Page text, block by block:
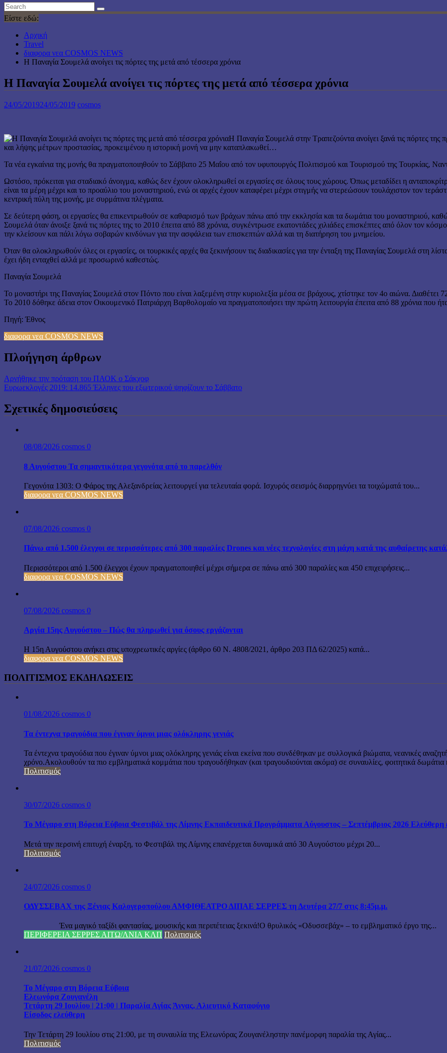
Είστε εδώ:
Αρχική
Travel
διαφορα νεα COSMOS NEWS
Η Παναγία Σουμελά ανοίγει τις πόρτες της μετά από τέσσερα χρόνια
Η Παναγία Σουμελά ανοίγει τις πόρτες της μετά από τέσσερα χρόνια
24/05/201924/05/2019 cosmos
Η Παναγία Σουμελά στην Τραπεζούντα ανοίγει ξανά τις πόρτες της
και λήψης μέτρων προστασίας, προκειμένου η ιστορική μονή να μην καταπλακωθεί…
Τα νέα εγκαίνια της μονής θα πραγματοποιηθούν το Σάββατο 25 Μαΐου από τον υφυπουργός Πολιτισμού και Τουρισμού της Τουρκίας,
Ωστόσο, πρόκειται για σταδιακό άνοιγμα, καθώς δεν έχουν ολοκληρωθεί οι εργασίες σε όλους τους χώρους. Όπως μεταδίδει η
είναι τα μέρη μέχρι και το προαύλιο του μοναστηριού, ενώ οι αρχές έχουν καταφέρει μέχρι στιγμής να στερεώσουν τουλάχιστον τον
κεντρική πύλη της μονής, με συρμάτινα πλέγματα.
Σε δεύτερη φάση, οι εργασίες θα επικεντρωθούν σε καθαρισμό των βράχων πάνω από την εκκλησία και τα δωμάτια του μοναστηριού,
Σουμελά όταν άνοιξε ξανά τις πόρτες της το 2010 έπειτα από 88 χρόνια, συγκέντρωσε εκατοντάδες χιλιάδες επισκέπτες από όλον τον
την κλείσουν και πάλι λόγω σοβαρών κινδύνων για την ασφάλεια των επισκεπτών αλλά και τη διατήρηση του μνημείου.
Όταν θα ολοκληρωθούν όλες οι εργασίες, οι τουρκικές αρχές θα ξεκινήσουν τις διαδικασίες για την ένταξη της Παναγίας Σουμελά στη
έχει ήδη ενταχθεί αλλά με προσωρινό καθεστώς.
Παναγία Σουμελά
Το μοναστήρι της Παναγίας Σουμελά στον Πόντο που είναι λαξεμένη στην κυριολεξία μέσα σε βράχους, χτίστηκε τον 4ο αιώνα. Διαθέτει
Το 2010 δόθηκε άδεια στον Οικουμενικό Πατριάρχη Βαρθολομαίο να πραγματοποιήσει την πρώτη λειτουργία έπειτα από 88 χρόνια που
Πηγή: Έθνος
διαφορα νεα COSMOS NEWS
Πλοήγηση άρθρων
Αρνήθηκε την πρόταση του ΠΑΟΚ ο Σάκχοφ
Ευρωεκλογές 2019: 14.865 Έλληνες του εξωτερικού ψηφίζουν το Σάββατο
Σχετικές δημοσιεύσεις
08/08/2026 cosmos 0
8 Αυγούστου Τα σημαντικότερα γεγονότα από το παρελθόν
Γεγονότα 1303: Ο Φάρος της Αλεξανδρείας λειτουργεί για τελευταία φορά. Ισχυρός σεισμός διαρρηγνύει τα τοιχώματά του...
διαφορα νεα COSMOS NEWS
07/08/2026 cosmos 0
Πάνω από 1.500 έλεγχοι σε περισσότερες από 300 παραλίες Drones και νέες τεχνολογίες στη μάχη κατά της αυθαίρετης
Περισσότεροι από 1.500 έλεγχοι έχουν πραγματοποιηθεί μέχρι σήμερα σε πάνω από 300 παραλίες και 450 επιχειρήσεις...
διαφορα νεα COSMOS NEWS
07/08/2026 cosmos 0
Αργία 15ης Αυγούστου – Πώς θα πληρωθεί για όσους εργάζονται
Η 15η Αυγούστου ανήκει στις υποχρεωτικές αργίες (άρθρο 60 Ν. 4808/2021, άρθρο 203 ΠΔ 62/2025) κατά...
διαφορα νεα COSMOS NEWS
ΠΟΛΙΤΙΣΜΟΣ ΕΚΔΗΛΩΣΕΙΣ
01/08/2026 cosmos 0
Τα έντεχνα τραγούδια που έγιναν ύμνοι μιας ολόκληρης γενιάς
Τα έντεχνα τραγούδια που έγιναν ύμνοι μιας ολόκληρης γενιάς είναι εκείνα που συνδέθηκαν με συλλογικά βιώματα, νεανικές
χρόνο.Ακολουθούν τα πιο εμβληματικά κομμάτια που τραγουδήθηκαν (και τραγουδιούνται ακόμα) σε συναυλίες, φοιτητικά
Πολιτισμός
30/07/2026 cosmos 0
Το Μέγαρο στη Βόρεια Εύβοια Φεστιβάλ της Λίμνης Εκπαιδευτικά Προγράμματα Αύγουστος – Σεπτέμβριος 2026 Ελεύθερη
Μετά την περσινή επιτυχή έναρξη, το Φεστιβάλ της Λίμνης επανέρχεται δυναμικά από 30 Αυγούστου μέχρι 20...
Πολιτισμός
24/07/2026 cosmos 0
ΟΔΥΣΣΕΒΑΧ της Ξένιας Καλογεροπούλου ΑΜΦΙΘΕΑΤΡΟ ΔΙΠΑΕ ΣΕΡΡΕΣ τη Δευτέρα 27/7 στις 8:45μ.μ.
Ένα μαγικό ταξίδι φαντασίας, μουσικής και περιπέτειας ξεκινά!Ο θρυλικός «Οδυσσεβάχ» – το εμβληματικό έργο της...
ΠΕΡΙΦΕΡΕΙΑ ΣΕΡΡΕΣ ΑΙΤΩ/ΛΝΙΑ ΚΛΠ Πολιτισμός
21/07/2026 cosmos 0
Το Μέγαρο στη Βόρεια Εύβοια
Ελεωνόρα Ζουγανέλη
Τετάρτη 29 Ιουλίου | 21:00 | Παραλία Αγίας Άννας, Αλιευτικό Καταφύγιο
Είσοδος ελεύθερη
Την Τετάρτη 29 Ιουλίου στις 21:00, με τη συναυλία της Ελεωνόρας Ζουγανέληστην πανέμορφη παραλία της Αγίας...
Πολιτισμός